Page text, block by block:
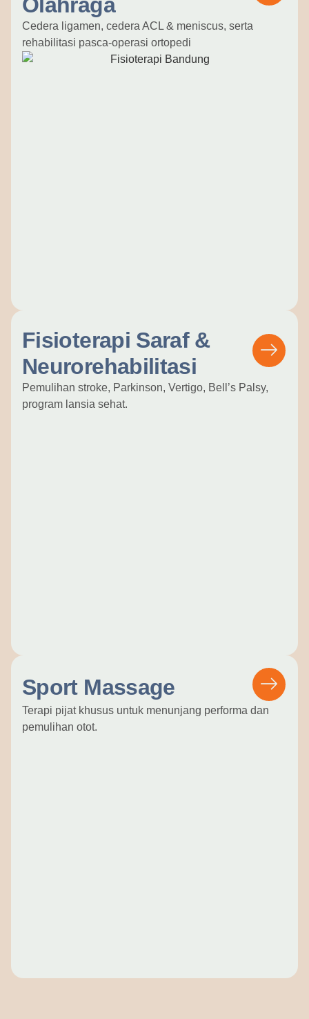
Olahraga
Cedera ligamen, cedera ACL & meniscus, serta
rehabilitasi pasca-operasi ortopedi
Fisioterapi Saraf &
Neurorehabilitasi
Pemulihan stroke, Parkinson, Vertigo, Bell’s Palsy,
program lansia sehat.
Sport Massage
Terapi pijat khusus untuk menunjang performa dan
pemulihan otot.